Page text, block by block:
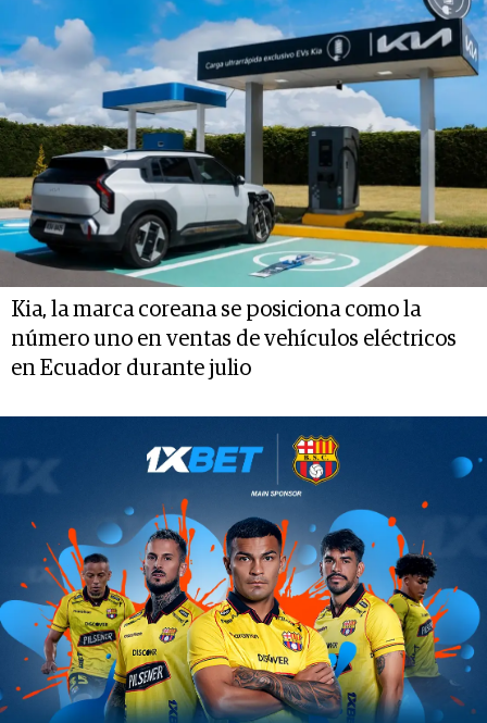
Kia, la marca coreana se posiciona como la
número uno en ventas de vehículos eléctricos
en Ecuador durante julio